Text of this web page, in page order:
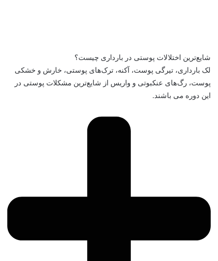
شایع‌ترین اختلالات پوستی در بارداری چیست؟
لک بارداری، تیرگی پوست، آکنه، ترک‌های پوستی، خارش و خشکی
پوست، رگ‌های عنکبوتی و واریس از شایع‌ترین مشکلات پوستی در
این دوره می باشند.